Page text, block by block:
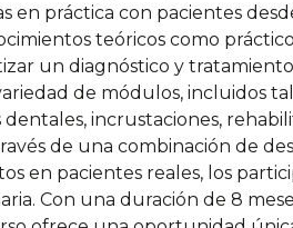
en práctica con pacientes
teóricos como
un diagnóstico y
de módulos, incluidos
incrustaciones,
de una combinación de
en pacientes reales, los
Con una duración de 8